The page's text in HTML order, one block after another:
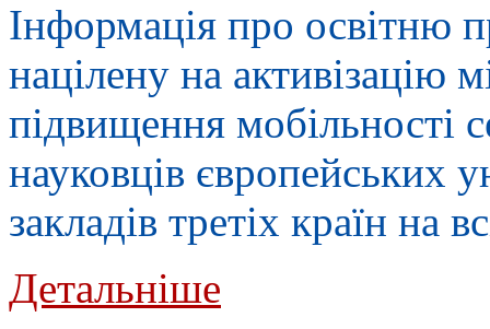
Інформація про
націлену на активізацію
підвищення мобільності
науковців європейських
закладів третіх країн на
Детальніше